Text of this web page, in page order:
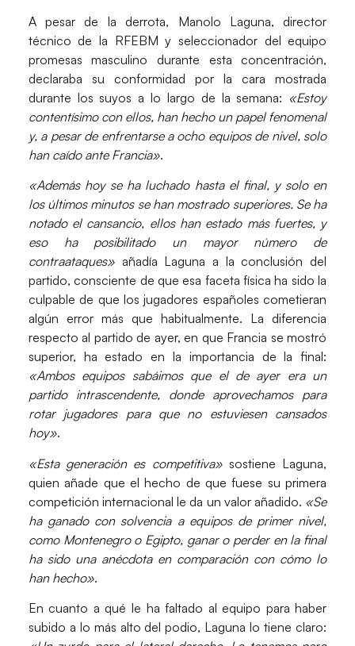
A pesar de la derrota, Manolo Laguna, director
técnico de la RFEBM y seleccionador del equipo
promesas masculino durante esta concentración,
declaraba su conformidad por la cara mostrada
durante los suyos a lo largo de la semana: «Estoy
contentísimo con ellos, han hecho un papel fenomenal
y, a pesar de enfrentarse a ocho equipos de nivel, solo
han caído ante Francia».
«Además hoy se ha luchado hasta el final, y solo en
los últimos minutos se han mostrado superiores. Se ha
notado el cansancio, ellos han estado más fuertes, y
eso ha posibilitado un mayor número de
contraataques»añadía Laguna a la conclusión del
partido, consciente de que esa faceta física ha sido la
culpable de que los jugadores españoles cometieran
algún error más que habitualmente. La diferencia
respecto al partido de ayer, en que Francia se mostró
superior, ha estado en la importancia de la final:
«Ambos equipos sabáimos que el de ayer era un
partido intrascendente, donde aprovechamos para
rotar jugadores para que no estuviesen cansados
hoy».
«Esta generación es competitiva»sostiene Laguna,
quien añade que el hecho de que fuese su primera
competición internacional le da un valor añadido. «Se
ha ganado con solvencia a equipos de primer nivel,
como Montenegro o Egipto, ganar o perder en la final
ha sido una anécdota en comparación con cómo lo
han hecho».
En cuanto a qué le ha faltado al equipo para haber
subido a lo más alto del podio, Laguna lo tiene claro: